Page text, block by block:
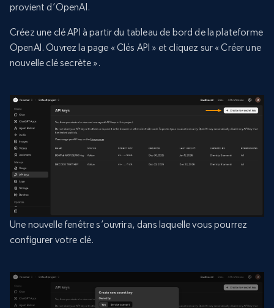
provient d’OpenAI.
Créez une clé API à partir du tableau de bord de la plateforme
OpenAI. Ouvrez la page « Clés API » et cliquez sur « Créer une
nouvelle clé secrète ».
Une nouvelle fenêtre s’ouvrira, dans laquelle vous pourrez
configurer votre clé.